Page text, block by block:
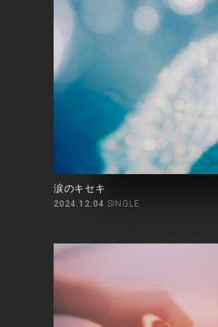
涙のキセキ
2024.12.04 SINGLE